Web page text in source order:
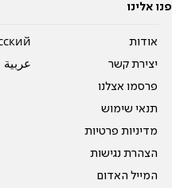
פנו אלינו
אודות
יצירת קשר
פרסמו אצלנו
תנאי שימוש
מדיניות פרטיות
הצהרת נגישות
המייל האדום
عربية